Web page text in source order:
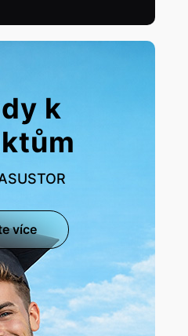
k
více